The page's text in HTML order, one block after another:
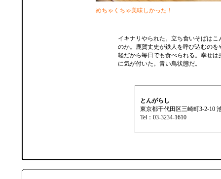
めちゃくちゃ美味しかった！
イキナリやられた。立ち食いそばはこ
のか。鹿賀丈史が鉄人を呼び込むのを
軽だから毎日でも食べられる。幸せは
に気が付いた。青い鳥状態だ。
とんがらし
東京都千代田区三崎町3-2-10
Tel：03-3234-1610